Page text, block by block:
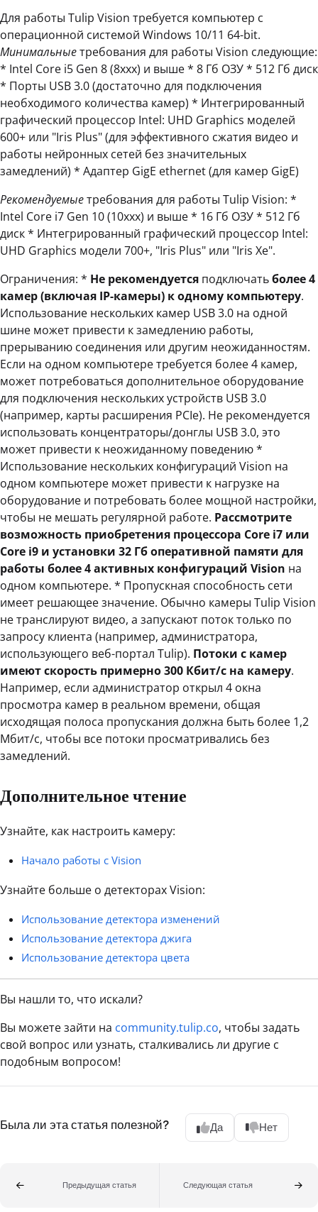
Для работы Tulip Vision требуется компьютер с
операционной системой Windows 10/11 64-bit.
Минимальныетребования для работы Vision следующие:
* Intel Core i5 Gen 8 (8xxx) и выше * 8 Гб ОЗУ * 512 Гб диск
* Порты USB 3.0 (достаточно для подключения
необходимого количества камер) * Интегрированный
графический процессор Intel: UHD Graphics моделей
600+ или "Iris Plus" (для эффективного сжатия видео и
работы нейронных сетей без значительных
замедлений) * Адаптер GigE ethernet (для камер GigE)
Рекомендуемыетребования для работы Tulip Vision: *
Intel Core i7 Gen 10 (10xxx) и выше * 16 Гб ОЗУ * 512 Гб
диск * Интегрированный графический процессор Intel:
UHD Graphics модели 700+, "Iris Plus" или "Iris Xe".
Ограничения: * Не рекомендуется подключатьболее 4
камер (включая IP-камеры) к одному компьютеру.
Использование нескольких камер USB 3.0 на одной
шине может привести к замедлению работы,
прерыванию соединения или другим неожиданностям.
Если на одном компьютере требуется более 4 камер,
может потребоваться дополнительное оборудование
для подключения нескольких устройств USB 3.0
(например, карты расширения PCIe). Не рекомендуется
использовать концентраторы/донглы USB 3.0, это
может привести к неожиданному поведению *
Использование нескольких конфигураций Vision на
одном компьютере может привести к нагрузке на
оборудование и потребовать более мощной настройки,
чтобы не мешать регулярной работе. Рассмотрите
возможность приобретения процессора Core i7 или
Core i9 и установки 32 Гб оперативной памяти для
работы более 4 активных конфигураций Vision на
одном компьютере. * Пропускная способность сети
имеет решающее значение. Обычно камеры Tulip Vision
не транслируют видео, а запускают поток только по
запросу клиента (например, администратора,
использующего веб-портал Tulip). Потоки с камер
имеют скорость примерно 300 Кбит/с на камеру.
Например, если администратор открыл 4 окна
просмотра камер в реальном времени, общая
исходящая полоса пропускания должна быть более 1,2
Мбит/с, чтобы все потоки просматривались без
замедлений.
Дополнительное чтение
Узнайте, как настроить камеру:
Начало работы с Vision
Узнайте больше о детекторах Vision:
Использование детектора изменений
Использование детектора джига
Использование детектора цвета
Вы нашли то, что искали?
Вы можете зайти на community.tulip.co, чтобы задать
свой вопрос или узнать, сталкивались ли другие с
подобным вопросом!
Была ли эта статья полезной? Да Нет
Предыдущая статья Следующая статья